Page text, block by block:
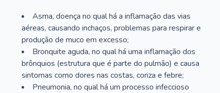
Asma, doença no qual há a inflamação das vias
aéreas, causando inchaços, problemas para respirar e
produção de muco em excesso;
Bronquite aguda, no qual há uma inflamação dos
brônquios (estrutura que é parte do pulmão) e causa
sintomas como dores nas costas, coriza e febre;
Pneumonia, no qual há um processo infeccioso